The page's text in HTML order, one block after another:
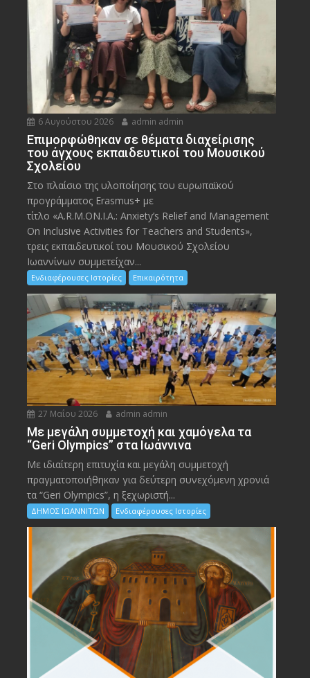
6 Αυγούστου 2026 admin admin
Eπιμορφώθηκαν σε θέματα διαχείρισης
του άγχους εκπαιδευτικοί του Μουσικού
Σχολείου
Στο πλαίσιο της υλοποίησης του ευρωπαϊκού
προγράμματος Erasmus+ με
τίτλο «A.R.M.ON.I.A.: Anxiety’s Relief and Management
On Inclusive Activities for Teachers and Students»,
τρεις εκπαιδευτικοί του Μουσικού Σχολείου
Ιωαννίνων συμμετείχαν...
Ενδιαφέρουσες Ιστορίες Επικαιρότητα
27 Μαΐου 2026 admin admin
Με μεγάλη συμμετοχή και χαμόγελα τα
“Geri Olympics” στα Ιωάννινα
Με ιδιαίτερη επιτυχία και μεγάλη συμμετοχή
πραγματοποιήθηκαν για δεύτερη συνεχόμενη χρονιά
τα “Geri Olympics”, η ξεχωριστή...
ΔΗΜΟΣ ΙΩΑΝΝΙΤΩΝ Ενδιαφέρουσες Ιστορίες